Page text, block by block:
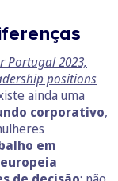
Portugal 2023,
positions
ainda uma
corporativo,
em